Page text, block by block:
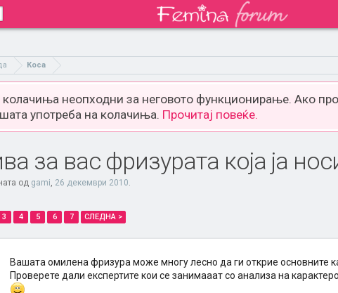
Коса
колачиња неопходни за неговото функционирање. Ако
употреба на колачиња. Прочитај повеќе.
за вас фризурата која ја
од gami, 26 декември 2010.
3 4 5 6 7 СЛЕДНА >
Вашата омилена фризура може многу лесно да ги открие основните
Проверете дали експертите кои се занимааат со анализа на